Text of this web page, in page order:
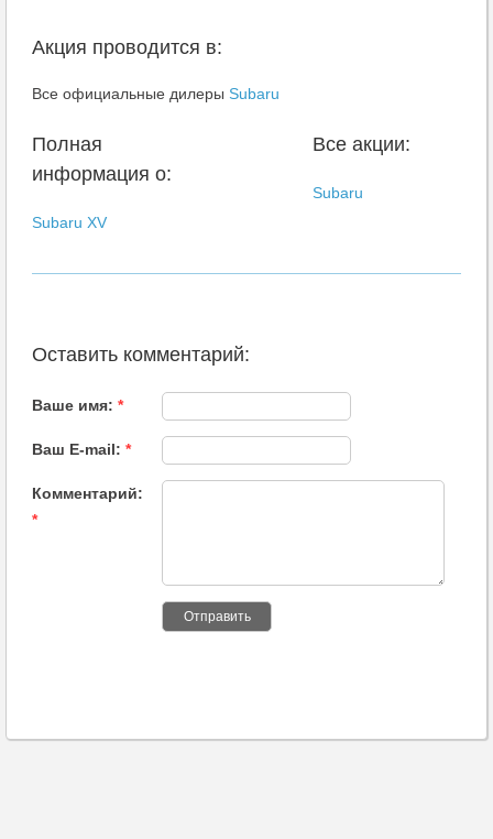
Акция проводится в:
Все официальные дилеры Subaru
Полная
информация о:
Subaru XV
Все акции:
Subaru
Оставить комментарий:
Ваше имя: *
Ваш E-mail: *
Комментарий:
*
Отправить